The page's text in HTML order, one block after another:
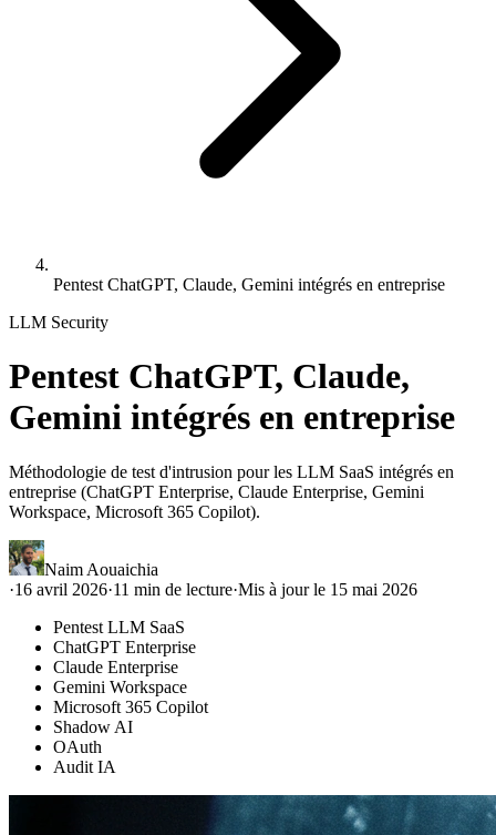
Pentest ChatGPT, Claude, Gemini intégrés en entreprise
LLM Security
Pentest ChatGPT, Claude,
Gemini intégrés en entreprise
Méthodologie de test d'intrusion pour les LLM SaaS intégrés en
entreprise (ChatGPT Enterprise, Claude Enterprise, Gemini
Workspace, Microsoft 365 Copilot).
Naim Aouaichia
·16 avril 2026·11 min de lecture·Mis à jour le 15 mai 2026
Pentest LLM SaaS
ChatGPT Enterprise
Claude Enterprise
Gemini Workspace
Microsoft 365 Copilot
Shadow AI
OAuth
Audit IA